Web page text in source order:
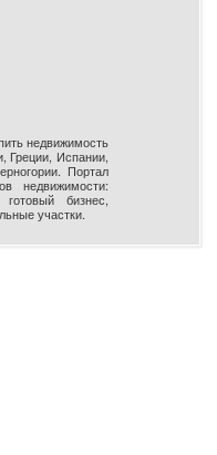
недвижимость
Греции, Испании,
Портал
недвижимости:
бизнес,
участки.